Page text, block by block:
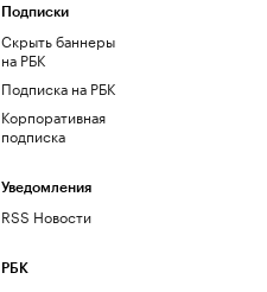
Подписки
Скрыть баннеры
на РБК
Подписка на РБК
Корпоративная
подписка
Уведомления
RSS Новости
РБК